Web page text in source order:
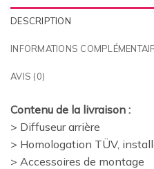
DESCRIPTION
INFORMATIONS
AVIS (0)
Contenu de la livraison :
> Diffuseur arrière
> Homologation TÜV,
> Accessoires de montage